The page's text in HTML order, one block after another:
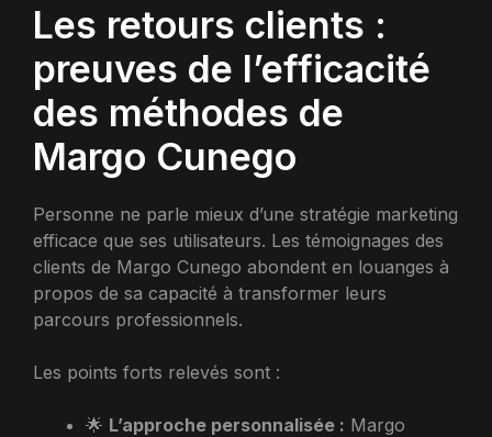
Les retours clients :
preuves de l’efficacité
des méthodes de
Margo Cunego
Personne ne parle mieux d’une stratégie marketing
efficace que ses utilisateurs. Les témoignages des
clients de Margo Cunego abondent en louanges à
propos de sa capacité à transformer leurs
parcours professionnels.
Les points forts relevés sont :
🌟 L’approche personnalisée : Margo